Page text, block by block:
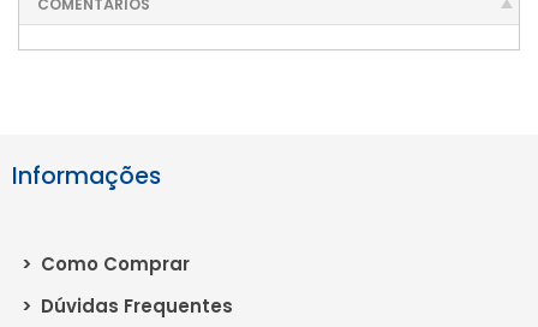
COMENTÁRIOS
Informações
> Como Comprar
> Dúvidas Frequentes